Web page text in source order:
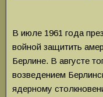
В июле 1961 года
войной защитить
Берлине. В августе
возведением
ядерному